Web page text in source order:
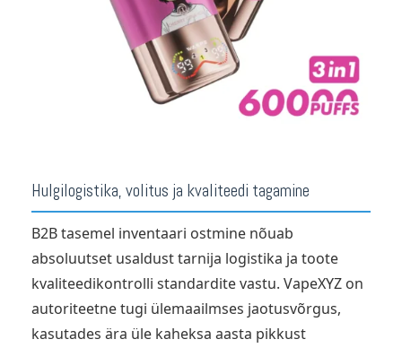
Hulgilogistika, volitus ja kvaliteedi tagamine
B2B tasemel inventaari ostmine nõuab
absoluutset usaldust tarnija logistika ja toote
kvaliteedikontrolli standardite vastu. VapeXYZ on
autoriteetne tugi ülemaailmses jaotusvõrgus,
kasutades ära üle kaheksa aasta pikkust